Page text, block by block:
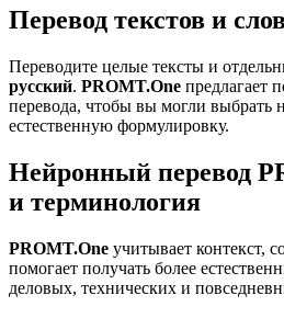
Перевод текстов и
Переводите целые тексты и
русский. PROMT.One предлагает
перевода, чтобы вы могли выбрать
естественную формулировку.
Нейронный перевод
и терминология
PROMT.One учитывает контекст,
помогает получать более
деловых, технических и